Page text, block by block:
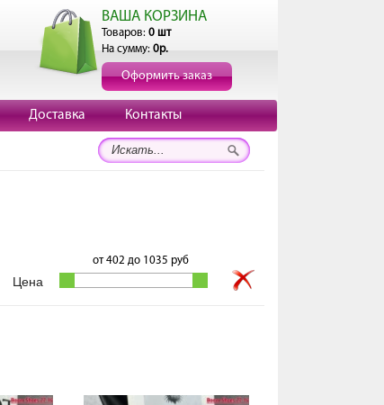
ВАША КОРЗИНА
Товаров: 0 шт
На сумму: 0р.
Оформить заказ
Доставка Контакты
от402 до 1035 руб